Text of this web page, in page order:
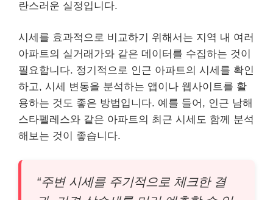
란스러운 실정입니다.
시세를 효과적으로 비교하기 위해서는 지역 내 여러
아파트의 실거래가와 같은 데이터를 수집하는 것이
필요합니다. 정기적으로 인근 아파트의 시세를 확인
하고, 시세 변동을 분석하는 앱이나 웹사이트를 활
용하는 것도 좋은 방법입니다. 예를 들어, 인근 남해
스타펠레스와 같은 아파트의 최근 시세도 함께 분석
해보는 것이 좋습니다.
“주변 시세를 주기적으로 체크한 결